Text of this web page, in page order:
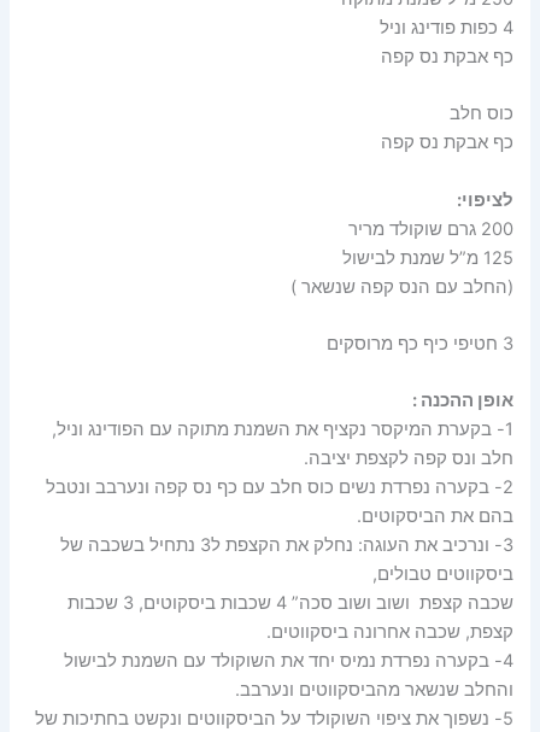
4 כפות פודינג וניל
כף אבקת נס קפה
כוס חלב
כף אבקת נס קפה
לציפוי:
200 גרם שוקולד מריר
125 מ”ל שמנת לבישול
(החלב עם הנס קפה שנשאר )
3 חטיפי כיף כף מרוסקים
אופן ההכנה :
1- בקערת המיקסר נקציף את השמנת מתוקה עם הפודינג וניל,
חלב ונס קפה לקצפת יציבה.
2- בקערה נפרדת נשים כוס חלב עם כף נס קפה ונערבב ונטבל
בהם את הביסקוטים.
3- ונרכיב את העוגה: נחלק את הקצפת ל3 נתחיל בשכבה של
ביסקווטים טבולים,
שכבה קצפת ושוב ושוב סכה” 4 שכבות ביסקוטים, 3 שכבות
קצפת, שכבה אחרונה ביסקווטים.
4- בקערה נפרדת נמיס יחד את השוקולד עם השמנת לבישול
והחלב שנשאר מהביסקווטים ונערבב.
5- נשפוך את ציפוי השוקולד על הביסקווטים ונקשט בחתיכות של